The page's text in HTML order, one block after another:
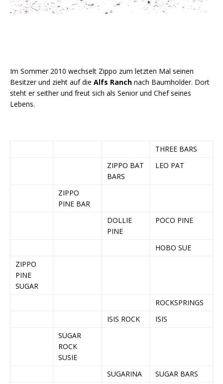
Im Sommer 2010 wechselt Zippo zum letzten Mal seinen
Besitzer und zieht auf die Alfs Ranch nach Baumholder. Dort
steht er seither und freut sich als Senior und Chef seines
Lebens.
THREE BARS
ZIPPO BAT
BARS
LEO PAT
ZIPPO
PINE BAR
DOLLIE
PINE
POCO PINE
HOBO SUE
ZIPPO
PINE
SUGAR
ROCKSPRINGS
ISIS ROCK
ISIS
SUGAR
ROCK
SUSIE
SUGARINA
SUGAR BARS